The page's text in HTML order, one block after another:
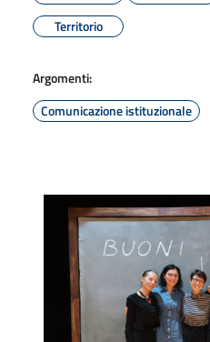
Territorio
Argomenti:
Comunicazione istituzionale